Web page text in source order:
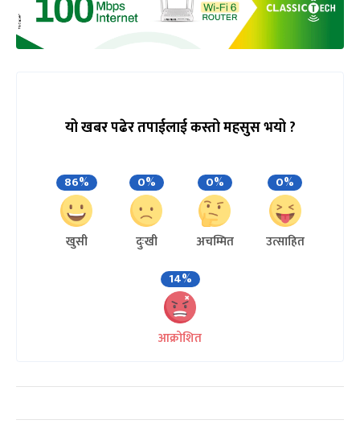
यो खबर पढेर तपाईलाई कस्तो महसुस भयो ?
86%
खुसी
0%
दुःखी
0%
अचम्मित
0%
उत्साहित
14%
आक्रोशित